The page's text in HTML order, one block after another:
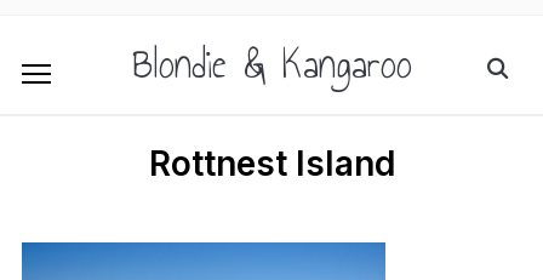
Blondie & Kangaroo
Rottnest Island